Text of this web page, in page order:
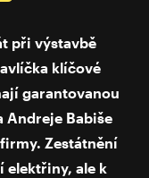
při výstavbě
klíčové
garantovanou
Andreje Babiše
Zestátnění
elektřiny, ale k